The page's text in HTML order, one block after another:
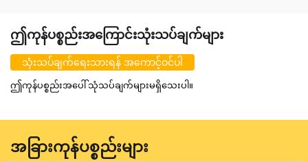
ဤကုန်ပစ္စည်းအကြောင်းသုံးသပ်ချက်များ
သုံးသပ်ချက်ရေးသားရန် အကောင့်ဝင်ပါ
ဤကုန်ပစ္စည်းအပေါ် သုံသပ်ချက်များမရှိသေးပါ။
အခြားကုန်ပစ္စည်းများ